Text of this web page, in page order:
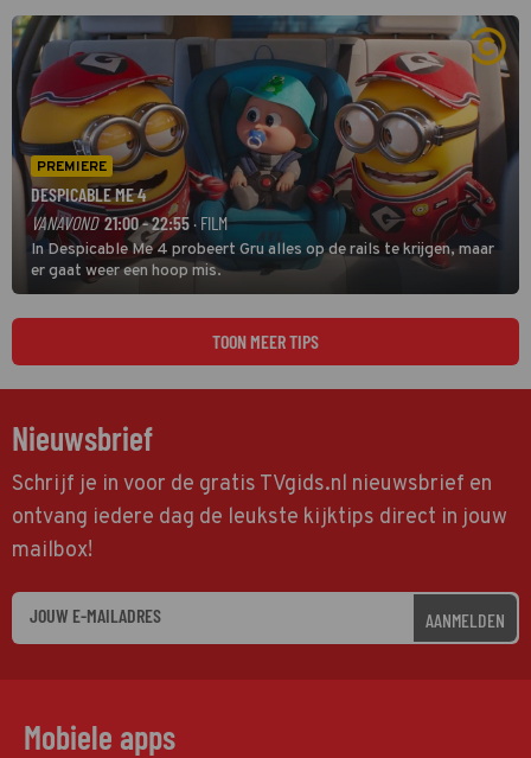
natuurlijk Rutger van Barneveld met zijn hit Zwoele Zomernachten.
PREMIERE
DESPICABLE ME 4
VANAVOND 21:00 - 22:55 · FILM
In Despicable Me 4 probeert Gru alles op de rails te krijgen, maar
er gaat weer een hoop mis.
TOON MEER TIPS
Nieuwsbrief
Schrijf je in voor de gratis TVgids.nl nieuwsbrief en
ontvang iedere dag de leukste kijktips direct in jouw
mailbox!
AANMELDEN
Mobiele apps